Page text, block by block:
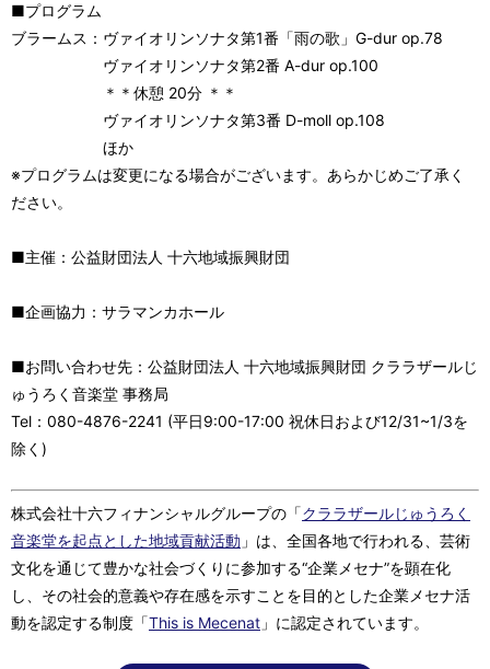
■プログラム
ブラームス：ヴァイオリンソナタ第1番「雨の歌」G-dur op.78
ヴァイオリンソナタ第2番 A-dur op.100
＊＊休憩 20分 ＊＊
ヴァイオリンソナタ第3番 D-moll op.108
ほか
※プログラムは変更になる場合がございます。あらかじめご了承く
ださい。
■主催：公益財団法人 十六地域振興財団
■企画協力：サラマンカホール
■お問い合わせ先：公益財団法人 十六地域振興財団 クララザールじ
ゅうろく音楽堂 事務局
Tel：080-4876-2241 (平日9:00-17:00 祝休日および12/31~1/3を
除く)
株式会社十六フィナンシャルグループの「クララザールじゅうろく
音楽堂を起点とした地域貢献活動 」は、全国各地で行われる、芸術
文化を通じて豊かな社会づくりに参加する“企業メセナ”を顕在化
し、その社会的意義や存在感を示すことを目的とした企業メセナ活
動を認定する制度「This is Mecenat 」に認定されています。